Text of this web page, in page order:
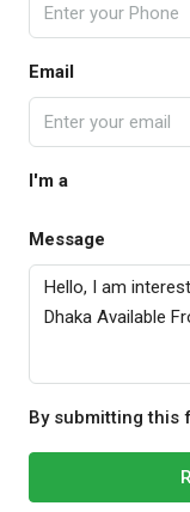
Email
I'm a
Message
By submitting this